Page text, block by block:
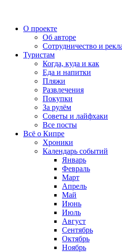
О проекте
Об авторе
Сотрудничество и
Туристам
Когда, куда и как
Еда и напитки
Пляжи
Развлечения
Покупки
За рулём
Советы и лайфхаки
Все посты
Всё о Кипре
Хроники
Календарь событий
Январь
Февраль
Март
Апрель
Май
Июнь
Июль
Август
Сентябрь
Октябрь
Ноябрь